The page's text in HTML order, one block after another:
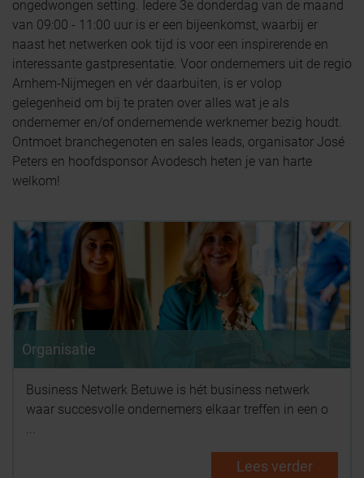
ongedwongen setting. Iedere 3e donderdag van de maand
van 09:00 - 11:00 uur is er een bijeenkomst, waarbij er
naast het netwerken ook tijd is voor een inspirerende en
interessante gastpresentatie. Voor ondernemers uit de regio
Arnhem-Nijmegen en vér daarbuiten, is er volop
gelegenheid om bij te praten over alles wat je als
ondernemer en/of ondernemende werknemer bezig houdt.
Ontmoet branchegenoten en sales leads, organisator José
Peters en hoofdsponsor Avodesch heten je van harte
welkom!
Organisatie
Business Netwerk Betuwe is hét business netwerk
waar succesvolle ondernemers elkaar treffen in een o
...
Lees verder